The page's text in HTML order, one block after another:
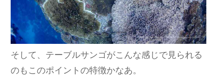
そして、テーブルサンゴがこんな感じで見られる
のもこのポイントの特徴かなあ。